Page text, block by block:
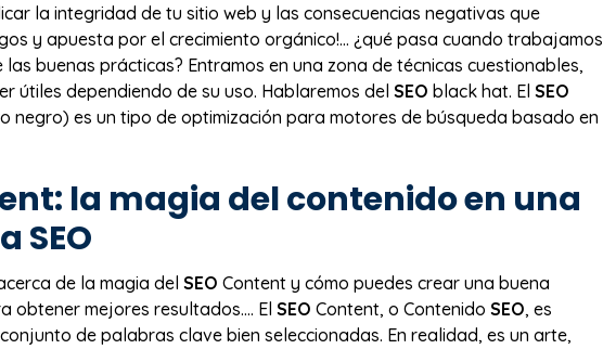
la integridad de tu sitio web y las consecuencias negativas que
y apuesta por el crecimiento orgánico!… ¿qué pasa cuando trabajamos
buenas prácticas? Entramos en una zona de técnicas cuestionables,
útiles dependiendo de su uso. Hablaremos del SEO black hat. El SEO
negro) es un tipo de optimización para motores de búsqueda basado en
la magia del contenido en una
SEO
de la magia del SEO Content y cómo puedes crear una buena
obtener mejores resultados.… El SEO Content, o Contenido SEO, es
de palabras clave bien seleccionadas. En realidad, es un arte,